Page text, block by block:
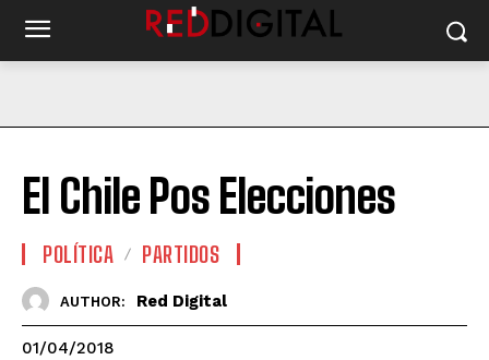
El Chile Pos Elecciones
POLÍTICA PARTIDOS
AUTHOR: Red Digital
01/04/2018